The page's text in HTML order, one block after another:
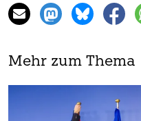
Mehr zum Thema